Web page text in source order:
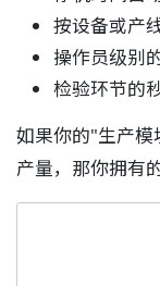
按设备或产
操作员级别
检验环节的
如果你的"生产
产量，那你拥有